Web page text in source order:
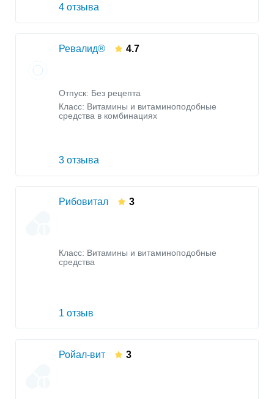
4 отзыва
Ревалид® 4.7
Отпуск: Без рецепта
Класс: Витамины и витаминоподобные
средства в комбинациях
3 отзыва
Рибовитал 3
Класс: Витамины и витаминоподобные
средства
1 отзыв
Ройал-вит 3